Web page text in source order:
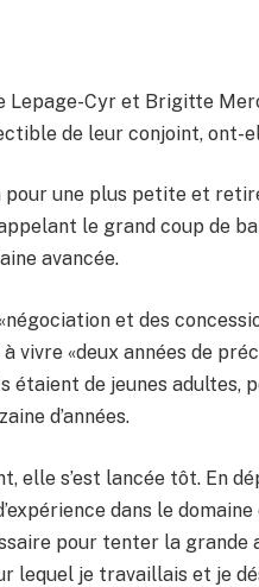
Lepage-Cyr et Brigitte
de leur conjoint, ont-
pour une plus petite et
le grand coup de
avancée.
et des
vivre «deux années de
étaient de jeunes adultes,
d’années.
elle s’est lancée tôt. En
dans le
pour tenter la grande
lequel je travaillais et je